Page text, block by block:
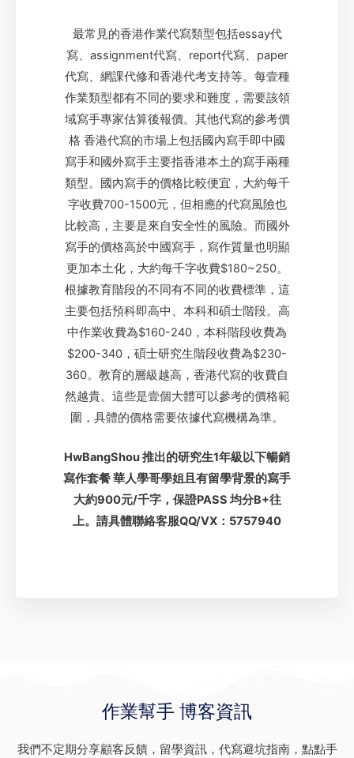
最常見的香港作業代寫類型包括essay代
寫、assignment代寫、report代寫、paper
代寫、網課代修和香港代考支持等。每壹種
作業類型都有不同的要求和難度，需要該領
域寫手專家估算後報價。其他代寫的參考價
格 香港代寫的市場上包括國內寫手即中國
寫手和國外寫手主要指香港本土的寫手兩種
類型。國內寫手的價格比較便宜，大約每千
字收費700-1500元，但相應的代寫風險也
比較高，主要是來自安全性的風險。而國外
寫手的價格高於中國寫手，寫作質量也明顯
更加本土化，大約每千字收費$180~250。
根據教育階段的不同有不同的收費標準，這
主要包括預科即高中、本科和碩士階段。高
中作業收費為$160-240，本科階段收費為
$200-340，碩士研究生階段收費為$230-
360。教育的層級越高，香港代寫的收費自
然越貴。這些是壹個大體可以參考的價格範
圍，具體的價格需要依據代寫機構為準。
HwBangShou 推出的研究生1年級以下暢銷
寫作套餐 華人學哥學姐且有留學背景的寫手
大約900元/千字，保證PASS 均分B+往
上。請具體聯絡客服QQ/VX：5757940
作業幫手 博客資訊
我們不定期分享顧客反饋，留學資訊，代寫避坑指南，點點手